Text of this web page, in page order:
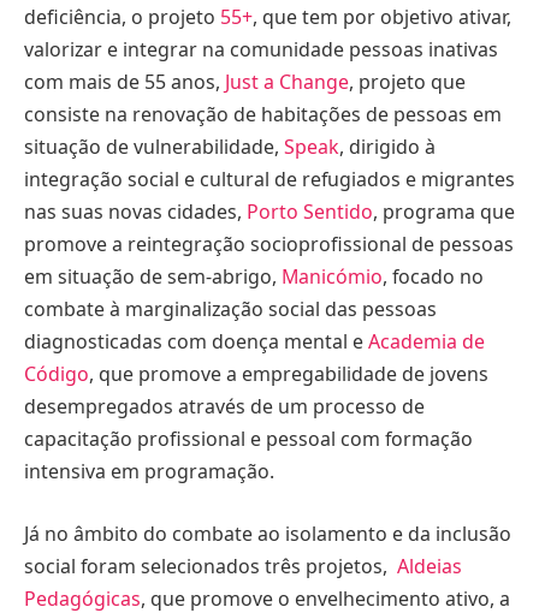
deficiência, o projeto 55+, que tem por objetivo ativar,
valorizar e integrar na comunidade pessoas inativas
com mais de 55 anos, Just a Change, projeto que
consiste na renovação de habitações de pessoas em
situação de vulnerabilidade, Speak, dirigido à
integração social e cultural de refugiados e migrantes
nas suas novas cidades, Porto Sentido, programa que
promove a reintegração socioprofissional de pessoas
em situação de sem-abrigo, Manicómio, focado no
combate à marginalização social das pessoas
diagnosticadas com doença mental eAcademia de
Código, que promove a empregabilidade de jovens
desempregados através de um processo de
capacitação profissional e pessoal com formação
intensiva em programação.
Já no âmbito do combate ao isolamento e da inclusão
social foram selecionados três projetos, Aldeias
Pedagógicas, que promove o envelhecimento ativo, a